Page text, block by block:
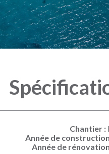
Chantier :
Année de
Année de